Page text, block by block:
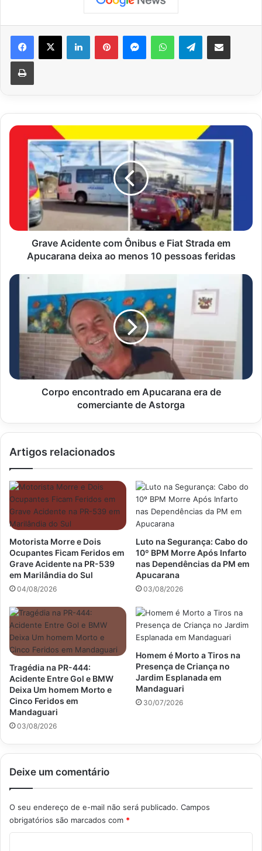
Facebook
X LinkedinPinterestMessengerWhatsAppTelegramCompartilhar via e-mail
Imprimir
Grave
Acidente
Ônibus
Strada
Apucarana
10
feridas
Grave Acidente com Ônibus e Fiat Strada em
Apucarana deixa ao menos 10 pessoas feridas
Corpo
Apucarana
Astorga
Corpo encontrado em Apucarana era de
comerciante de Astorga
Artigos relacionados
Motorista Morre e Dois
Ocupantes Ficam Feridos em
Grave Acidente na PR-539
em Marilândia do Sul
04/08/2026
Luto na Segurança: Cabo do
10º BPM Morre Após Infarto
nas Dependências da PM em
Apucarana
03/08/2026
Tragédia na PR-444:
Acidente Entre Gol e BMW
Deixa Um homem Morto e
Cinco Feridos em
Mandaguari
03/08/2026
Homem é Morto a Tiros na
Presença de Criança no
Jardim Esplanada em
Mandaguari
30/07/2026
Deixe um comentário
O seu endereço de e-mail não será publicado. Campos
obrigatórios são marcados com *